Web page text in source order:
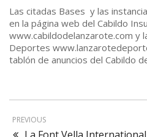
Las citadas Bases y las
en la página web del Cabildo
www.cabildodelanzarote.com y
Deportes
tablón de anuncios del Cabildo
PREVIOUS